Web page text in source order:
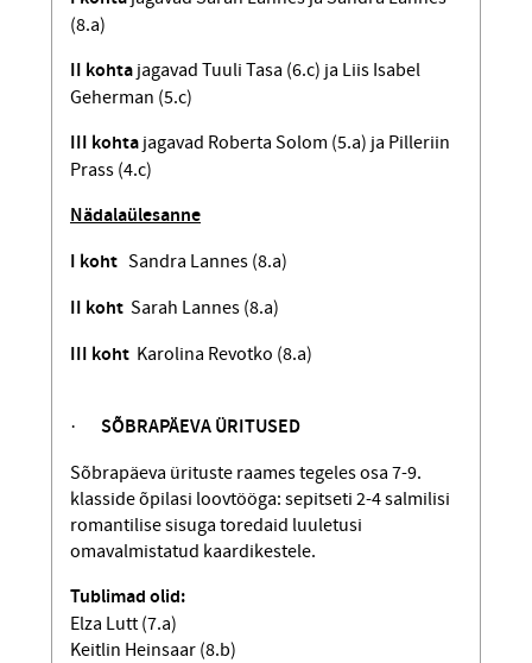
(8.a)
II kohta jagavad Tuuli Tasa (6.c) ja Liis Isabel
Geherman (5.c)
III kohta jagavad Roberta Solom (5.a) ja Pilleriin
Prass (4.c)
Nädalaülesanne
I koht Sandra Lannes (8.a)
II koht Sarah Lannes (8.a)
III koht Karolina Revotko (8.a)
· SÕBRAPÄEVA ÜRITUSED
Sõbrapäeva ürituste raames tegeles osa 7-9.
klasside õpilasi loovtööga: sepitseti 2-4 salmilisi
romantilise sisuga toredaid luuletusi
omavalmistatud kaardikestele.
Tublimad olid:
Elza Lutt (7.a)
Keitlin Heinsaar (8.b)